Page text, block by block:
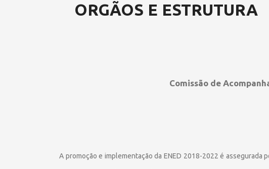
ORGÃOS E ESTRUTURA
Comissão de
A promoção e implementação da ENED 2018-2022 é